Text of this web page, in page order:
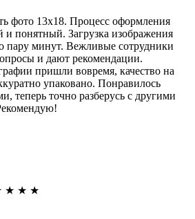
фото 13х18. Процесс оформления
и понятный. Загрузка изображения
пару минут. Вежливые сотрудники
и дают рекомендации.
пришли вовремя, качество на
упаковано. Понравилось
теперь точно разберусь с другими
★ ★ ★